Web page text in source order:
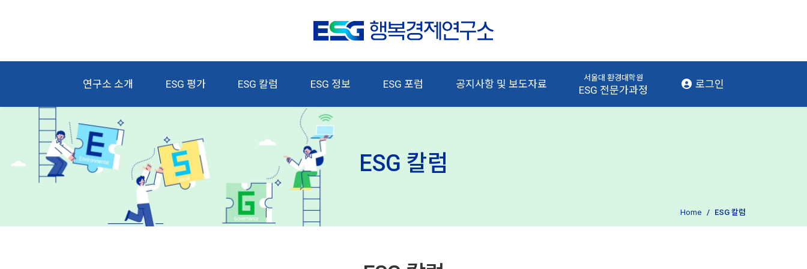
연구소 소개 ESG 평가 ESG 칼럼 ESG 정보 ESG 포럼 공지사항 및 보도자료
서울대 환경대학원
ESG 전문가과정 로그인
ESG 칼럼
Home ESG 칼럼